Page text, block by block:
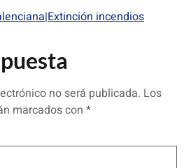
incendios
no será publicada. Los
marcados con *